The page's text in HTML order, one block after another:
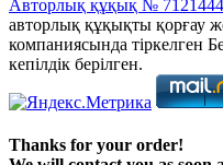
Авторлық құқық №
авторлық құқықты қорғау
компаниясында тіркелген
кепілдік берілген.
Thanks for your order!